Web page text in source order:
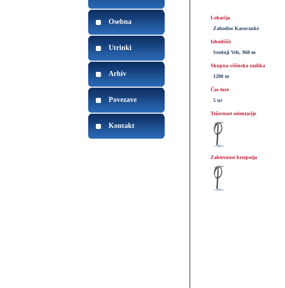
Osebna
Utrinki
Arhiv
Povezave
Kontakt
Lokacija
Zahodne Karavanke
Izhodišče
Srednji Vrh, 960 m
Skupna višinska razlika
1280 m
Čas ture
5 ur
Težavnost orientacije
Zahtevnost brezpotja